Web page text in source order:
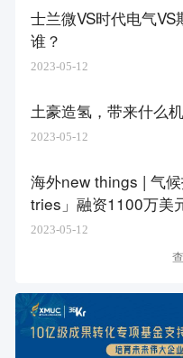
士兰微VS时代电气
谁？
2023-05-12
土豪造氢，带来什么
2023-05-12
海外new things | 气
tries」融资1100万美
氢化合物以缓解气候变
2023-05-12